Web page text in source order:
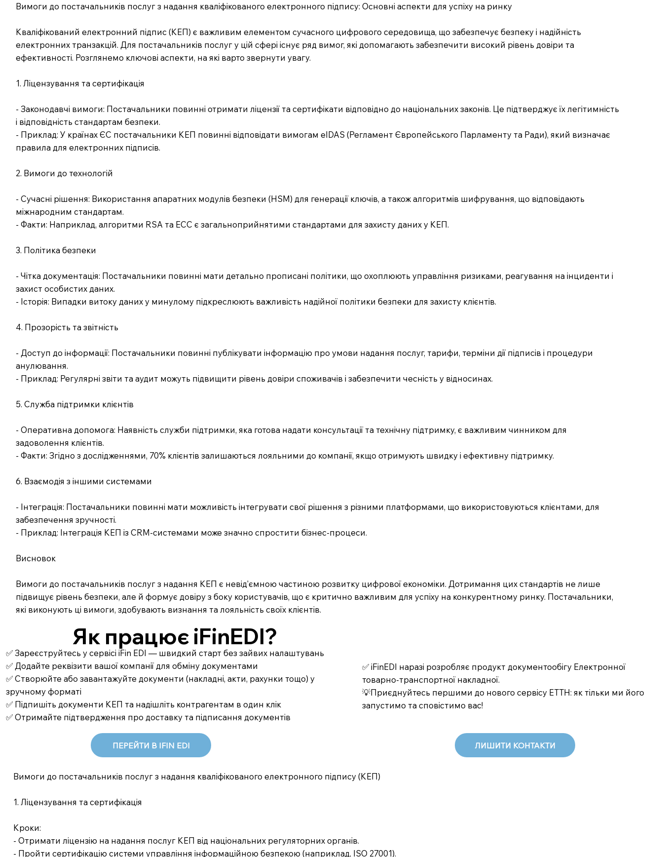
Вимоги до постачальників послуг з надання кваліфікованого електронного підпису: Основні аспекти для успіху на ринку
Кваліфікований електронний підпис (КЕП) є важливим елементом сучасного цифрового середовища, що забезпечує безпеку і надійність
електронних транзакцій. Для постачальників послуг у цій сфері існує ряд вимог, які допомагають забезпечити високий рівень довіри та
ефективності. Розглянемо ключові аспекти, на які варто звернути увагу.
1. Ліцензування та сертифікація
- Законодавчі вимоги: Постачальники повинні отримати ліцензії та сертифікати відповідно до національних законів. Це підтверджує їх легітимність
і відповідність стандартам безпеки.
- Приклад: У країнах ЄС постачальники КЕП повинні відповідати вимогам eIDAS (Регламент Європейського Парламенту та Ради), який визначає
правила для електронних підписів.
2. Вимоги до технологій
- Сучасні рішення: Використання апаратних модулів безпеки (HSM) для генерації ключів, а також алгоритмів шифрування, що відповідають
міжнародним стандартам.
- Факти: Наприклад, алгоритми RSA та ECC є загальноприйнятими стандартами для захисту даних у КЕП.
3. Політика безпеки
- Чітка документація: Постачальники повинні мати детально прописані політики, що охоплюють управління ризиками, реагування на інциденти і
захист особистих даних.
- Історія: Випадки витоку даних у минулому підкреслюють важливість надійної політики безпеки для захисту клієнтів.
4. Прозорість та звітність
- Доступ до інформації: Постачальники повинні публікувати інформацію про умови надання послуг, тарифи, терміни дії підписів і процедури
анулювання.
- Приклад: Регулярні звіти та аудит можуть підвищити рівень довіри споживачів і забезпечити чесність у відносинах.
5. Служба підтримки клієнтів
- Оперативна допомога: Наявність служби підтримки, яка готова надати консультації та технічну підтримку, є важливим чинником для
задоволення клієнтів.
- Факти: Згідно з дослідженнями, 70% клієнтів залишаються лояльними до компанії, якщо отримують швидку і ефективну підтримку.
6. Взаємодія з іншими системами
- Інтеграція: Постачальники повинні мати можливість інтегрувати свої рішення з різними платформами, що використовуються клієнтами, для
забезпечення зручності.
- Приклад: Інтеграція КЕП із CRM-системами може значно спростити бізнес-процеси.
Висновок
Вимоги до постачальників послуг з надання КЕП є невід'ємною частиною розвитку цифрової економіки. Дотримання цих стандартів не лише
підвищує рівень безпеки, але й формує довіру з боку користувачів, що є критично важливим для успіху на конкурентному ринку. Постачальники,
які виконують ці вимоги, здобувають визнання та лояльність своїх клієнтів.
✅ Зареєструйтесь у сервісі iFin EDI — швидкий старт без зайвих налаштувань
✅ Додайте реквізити вашої компанії для обміну документами
✅ Створюйте або завантажуйте документи (накладні, акти, рахунки тощо) у
зручному форматі
✅ Підпишіть документи КЕП та надішліть контрагентам в один клік
✅ Отримайте підтвердження про доставку та підписання документів
ПЕРЕЙТИ В IFIN EDI
Як працює iFinEDI?
✅ iFinEDI наразі розробляє продукт документообігу Електронної
товарно-транспортної накладної.
💡Приєднуйтесь першими до нового сервісу ЕТТН: як тільки ми його
запустимо та сповістимо вас!
ЛИШИТИ КОНТАКТИ
Вимоги до постачальників послуг з надання кваліфікованого електронного підпису (КЕП)
1. Ліцензування та сертифікація
Кроки:
- Отримати ліцензію на надання послуг КЕП від національних регуляторних органів.
- Пройти сертифікацію системи управління інформаційною безпекою (наприклад, ISO 27001).